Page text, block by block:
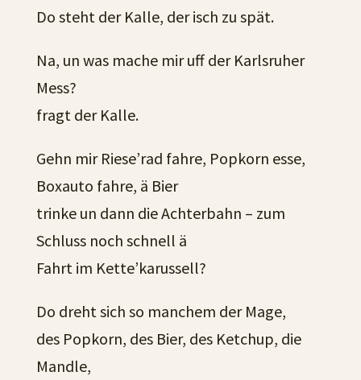
Do steht der Kalle, der isch zu spät.
Na, un was mache mir uff der Karlsruher
Mess?
fragt der Kalle.
Gehn mir Riese’rad fahre, Popkorn esse,
Boxauto fahre, ä Bier
trinke un dann die Achterbahn – zum
Schluss noch schnell ä
Fahrt im Kette’karussell?
Do dreht sich so manchem der Mage,
des Popkorn, des Bier, des Ketchup, die
Mandle,